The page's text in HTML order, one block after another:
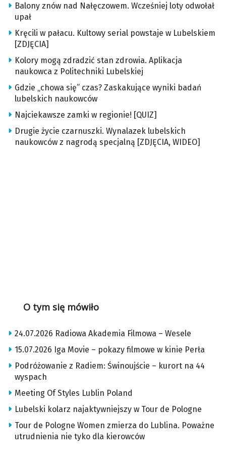
Balony znów nad Nałęczowem. Wcześniej loty odwołał
upał
Kręcili w pałacu. Kultowy serial powstaje w Lubelskiem
[ZDJĘCIA]
Kolory mogą zdradzić stan zdrowia. Aplikacja
naukowca z Politechniki Lubelskiej
Gdzie „chowa się” czas? Zaskakujące wyniki badań
lubelskich naukowców
Najciekawsze zamki w regionie! [QUIZ]
Drugie życie czarnuszki. Wynalazek lubelskich
naukowców z nagrodą specjalną [ZDJĘCIA, WIDEO]
O tym się mówiło
24.07.2026 Radiowa Akademia Filmowa – Wesele
15.07.2026 Iga Movie – pokazy filmowe w kinie Perła
Podróżowanie z Radiem: Świnoujście – kurort na 44
wyspach
Meeting Of Styles Lublin Poland
Lubelski kolarz najaktywniejszy w Tour de Pologne
Tour de Pologne Women zmierza do Lublina. Poważne
utrudnienia nie tyko dla kierowców